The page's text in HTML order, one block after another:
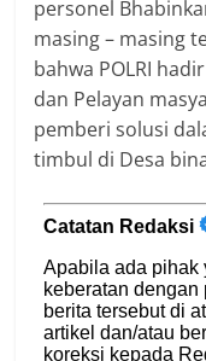
personel
masing – masing
bahwa POLRI
dan Pelayan
pemberi solusi
timbul di Desa